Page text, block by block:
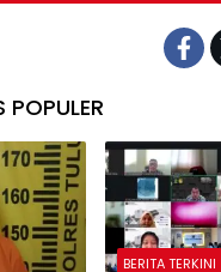
BERITA TERKINI